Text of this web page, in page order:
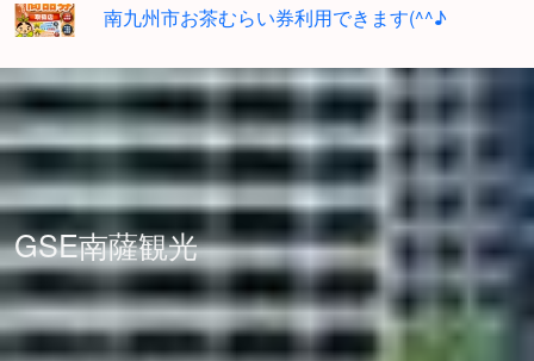
南九州市お茶むらい券利用できます(^^♪
GSE南薩観光